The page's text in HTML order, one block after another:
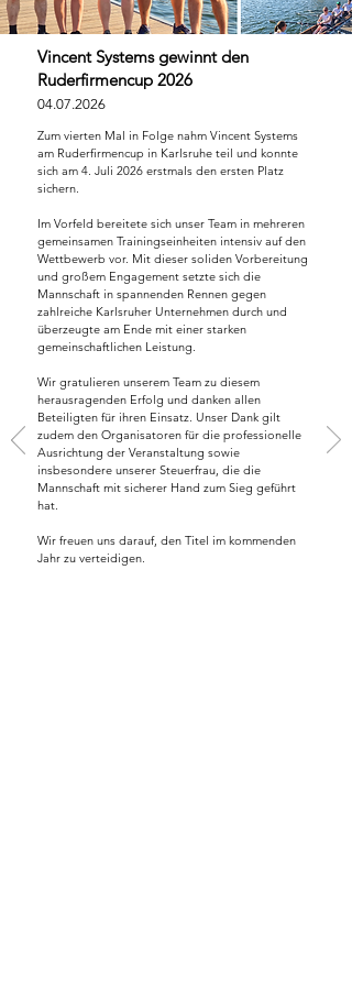
Vincent Systems gewinnt den
Ruderfirmencup 2026
04.07.2026
Zum vierten Mal in Folge nahm Vincent Systems
am Ruderfirmencup in Karlsruhe teil und konnte
sich am 4. Juli 2026 erstmals den ersten Platz
sichern.
Im Vorfeld bereitete sich unser Team in mehreren
gemeinsamen Trainingseinheiten intensiv auf den
Wettbewerb vor. Mit dieser soliden Vorbereitung
und großem Engagement setzte sich die
Mannschaft in spannenden Rennen gegen
zahlreiche Karlsruher Unternehmen durch und
überzeugte am Ende mit einer starken
gemeinschaftlichen Leistung.
Wir gratulieren unserem Team zu diesem
herausragenden Erfolg und danken allen
Beteiligten für ihren Einsatz. Unser Dank gilt
zudem den Organisatoren für die professionelle
Ausrichtung der Veranstaltung sowie
insbesondere unserer Steuerfrau, die die
Mannschaft mit sicherer Hand zum Sieg geführt
hat.
Wir freuen uns darauf, den Titel im kommenden
Jahr zu verteidigen.